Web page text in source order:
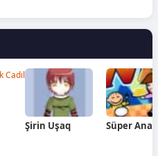
Şirin Uşaq Süper Ana